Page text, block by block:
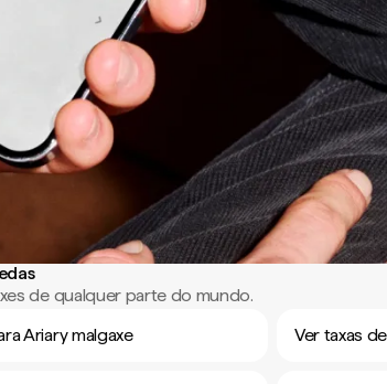
de qualquer parte do mundo.
Ariary malgaxe
Ver taxas